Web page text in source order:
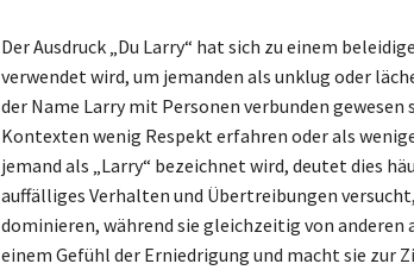
Der Ausdruck „Du Larry“ hat sich zu einem
verwendet wird, um jemanden als unklug oder
der Name Larry mit Personen verbunden
Kontexten wenig Respekt erfahren oder als
jemand als „Larry“ bezeichnet wird, deutet dies
auffälliges Verhalten und Übertreibungen
dominieren, während sie gleichzeitig von
einem Gefühl der Erniedrigung und macht sie zur